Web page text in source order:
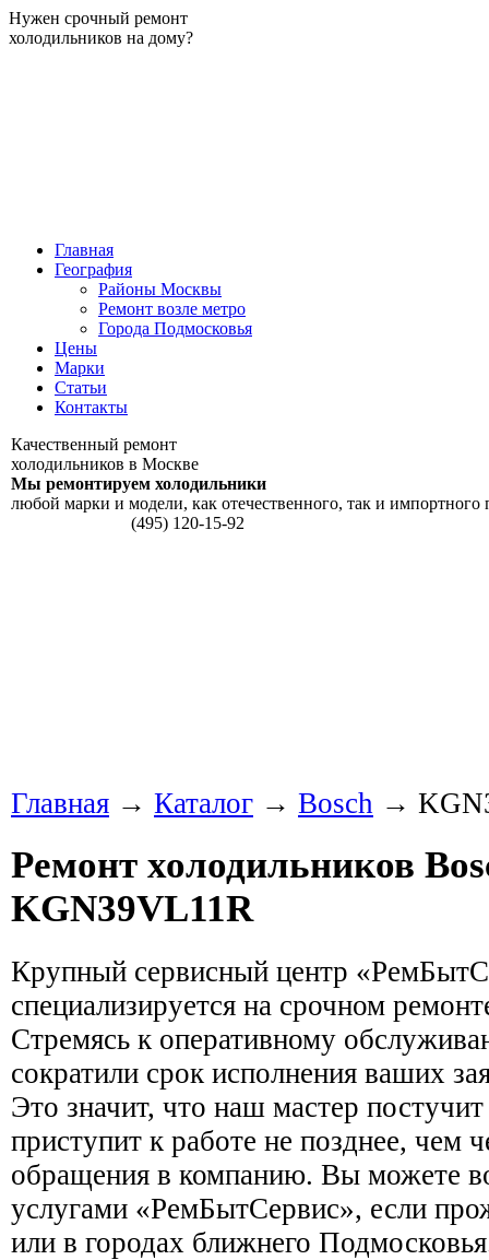
Нужен срочный ремонт
холодильников на дому?
Главная
География
Районы Москвы
Ремонт возле метро
Города Подмосковья
Цены
Марки
Статьи
Контакты
Качественный ремонт
холодильников в Москве
Мы ремонтируем холодильники
любой марки и модели, как отечественного, так и импортного
(495) 120-15-92
Главная → Каталог → Bosch →
Ремонт холодильников
KGN39VL11R
Крупный сервисный центр
специализируется на срочном
Стремясь к оперативному
сократили срок исполнения ваших
Это значит, что наш мастер
приступит к работе не позднее, чем
обращения в компанию. Вы можете
услугами «РемБытСервис», если
или в городах ближнего